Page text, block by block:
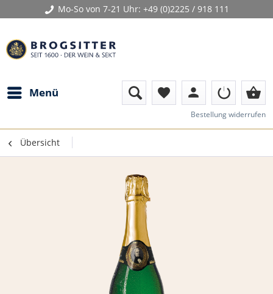
Mo-So von 7-21 Uhr: +49 (0)2225 / 918 111
Menü favorite person shopping_basket
Bestellung widerrufen
Übersicht